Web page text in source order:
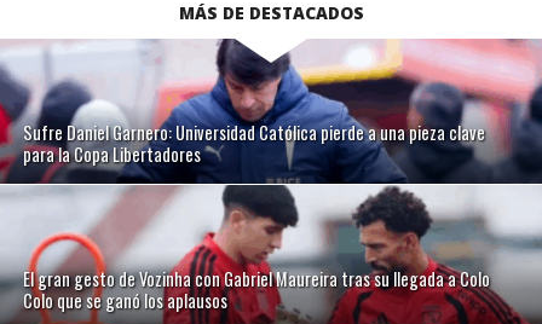
MÁS DE DESTACADOS
Sufre Daniel Garnero: Universidad Católica pierde a una pieza clave
para la Copa Libertadores
El gran gesto de Vozinha con Gabriel Maureira tras su llegada a Colo
Colo que se ganó los aplausos